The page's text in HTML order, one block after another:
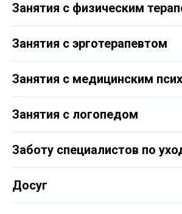
Занятия с физическим
Занятия с эрготерапевтом
Занятия с медицинским
Занятия с логопедом
Заботу специалистов по
Досуг